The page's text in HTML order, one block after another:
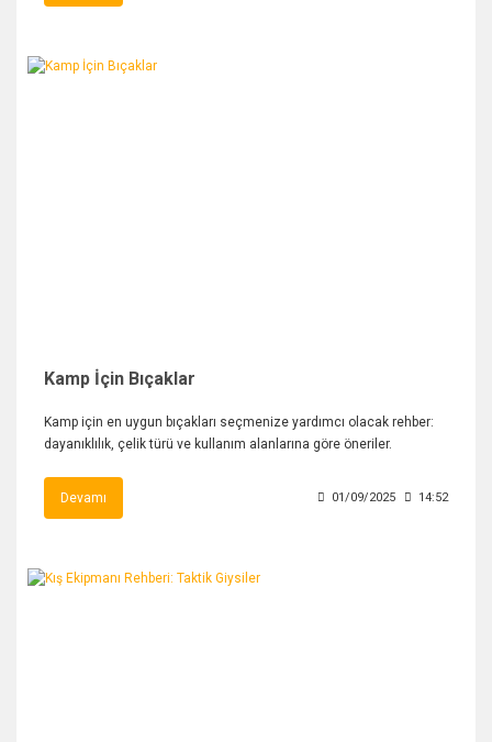
Kamp İçin Bıçaklar
Kamp için en uygun bıçakları seçmenize yardımcı olacak rehber:
dayanıklılık, çelik türü ve kullanım alanlarına göre öneriler.
Devamı 01/09/2025 14:52